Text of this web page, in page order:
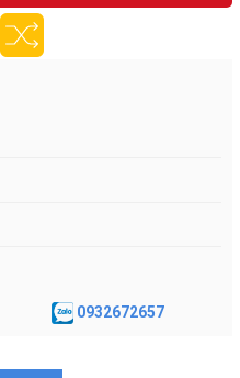
0932672657